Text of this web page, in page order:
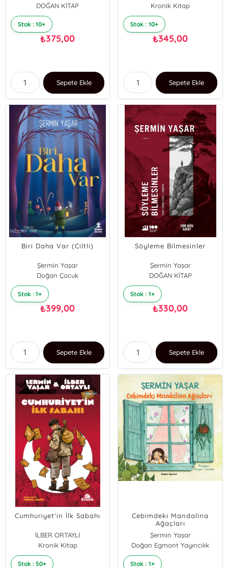
DOĞAN KİTAP
Stok : 10+
₺375,00
Sepete Ekle
Şermin Yaşar
Kronik Kitap
Stok : 10+
₺345,00
Sepete Ekle
Biri Daha Var (Ciltli)
Şermin Yaşar
Doğan Çocuk
Stok : 1+
₺399,00
Sepete Ekle
Söyleme Bilmesinler
Şermin Yaşar
DOĞAN KİTAP
Stok : 1+
₺330,00
Sepete Ekle
Cumhuriyet'in İlk Sabahı
İLBER ORTAYLI
Şermin Yaşar
Kronik Kitap
Stok : 50+
Cebimdeki Mandalina
Ağaçları
Şermin Yaşar
Doğan Egmont Yayıncılık
Stok : 1+